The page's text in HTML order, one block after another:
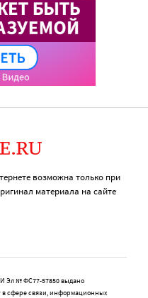
возможна только при
материала на сайте
Эл № ФС77-57850 выдано
в сфере связи, информационных